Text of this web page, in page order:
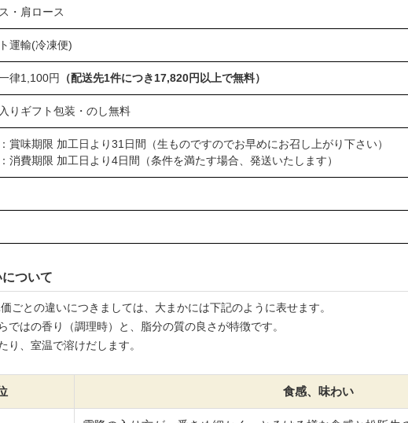
・肩ロース
運輸(冷凍便)
律1,100円 （配送先1件につき17,820円以上で無料）
りギフト包装・のし無料
賞味期限 加工日より31日間（生ものですのでお早めにお召し上がり下さい）
消費期限 加工日より4日間（条件を満たす場合、発送いたします）
ついて
ごとの違いにつきましては、大まかには下記のように表せます。
はの香り（調理時）と、脂分の質の良さが特徴です。
、室温で溶けだします。
食感、味わい